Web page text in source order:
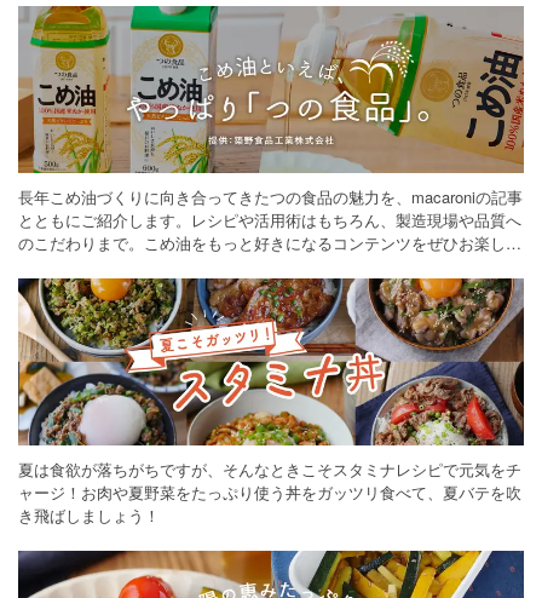
長年こめ油づくりに向き合ってきたつの食品の魅力を、macaroniの記事
とともにご紹介します。レシピや活用術はもちろん、製造現場や品質へ
のこだわりまで。こめ油をもっと好きになるコンテンツをぜひお楽しみ
夏は食欲が落ちがちですが、そんなときこそスタミナレシピで元気をチ
ャージ！お肉や夏野菜をたっぷり使う丼をガッツリ食べて、夏バテを吹
き飛ばしましょう！